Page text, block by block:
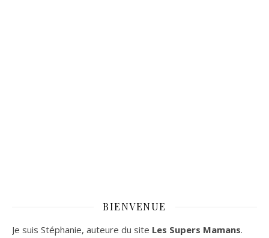
BIENVENUE
Je suis Stéphanie, auteure du site Les Supers Mamans.